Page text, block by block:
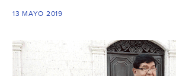
13 MAYO 2019